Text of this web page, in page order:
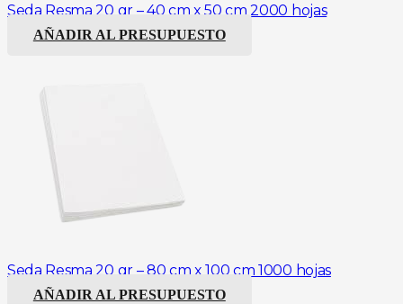
Seda Resma 20 gr – 40 cm x 50 cm 2000 hojas
AÑADIR AL PRESUPUESTO
Seda Resma 20 gr – 80 cm x 100 cm 1000 hojas
AÑADIR AL PRESUPUESTO